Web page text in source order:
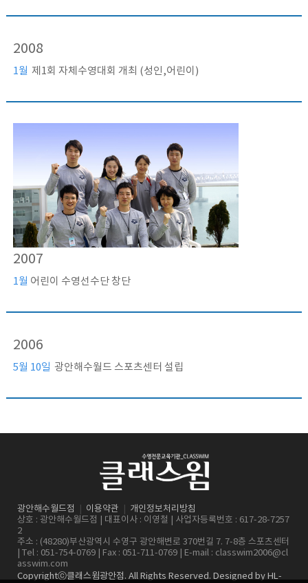
2008
1월 제1회 자체수영대회 개최 (성인,어린이)
2007
1월 어린이 수영선수단 창단
2006
5월 10일 광안해수월드 스포츠센터 설립
광안해수월드점 이용약관
개인정보처리방침
상호 : 광안해수월드점 | 대표이사 : 이영철 | 사업자등록번호 : 617-28-7257
2
주소 : (48280)부산광역시 수영구 광안해변로 370번길 7. 7-8층 스포츠센터
| Tel : 051-754-0769 | Fax : 051-711-0769 | E-mail : classwim2006@cl
asswim.com
Copyrightⓒ클래스윔광안점. All Rights Reserved. Designed by HL-